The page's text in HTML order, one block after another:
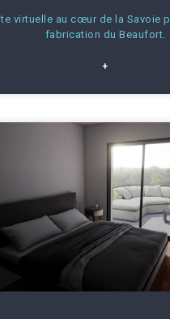
virtuelle au cœur de la Savoie
fabrication du Beaufort.
+